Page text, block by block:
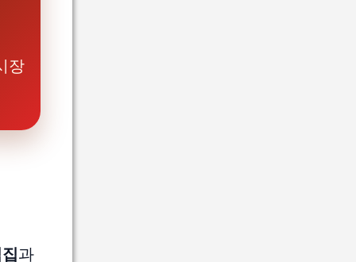
장
과